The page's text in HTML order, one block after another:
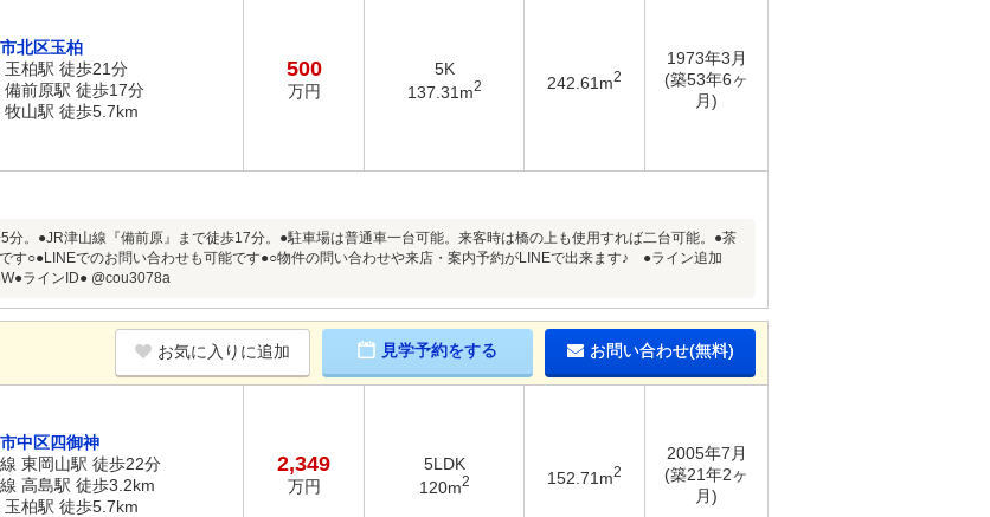
北区玉柏
玉柏駅 徒歩21分
備前原駅 徒歩17分
牧山駅 徒歩5.7km
500
万円
5K
137.31m2 242.61m2
1973年3月
(築53年6ヶ
月)
分。●JR津山線『備前原』まで徒歩17分。●駐車場は普通車一台可能。来客時は橋の上も使用すれば二台可能。●茶
す○●LINEでのお問い合わせも可能です●○物件の問い合わせや来店・案内予約がLINEで出来ます♪ ●ライン追加
ラインID● @cou3078a
お気に入りに追加 見学予約をする お問い合わせ(無料)
中区四御神
線 東岡山駅 徒歩22分
線 高島駅 徒歩3.2km
玉柏駅 徒歩5.7km
2,349
万円
5LDK
120m2 152.71m2
2005年7月
(築21年2ヶ
月)